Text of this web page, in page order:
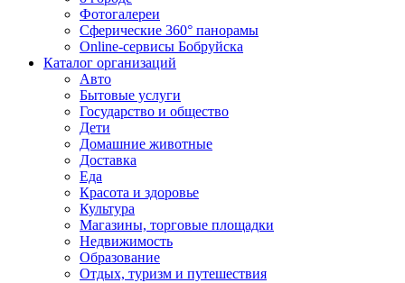
Фотогалереи
Сферические 360° панорамы
Online-сервисы Бобруйска
Каталог организаций
Авто
Бытовые услуги
Государство и общество
Дети
Домашние животные
Доставка
Еда
Красота и здоровье
Культура
Магазины, торговые площадки
Недвижимость
Образование
Отдых, туризм и путешествия